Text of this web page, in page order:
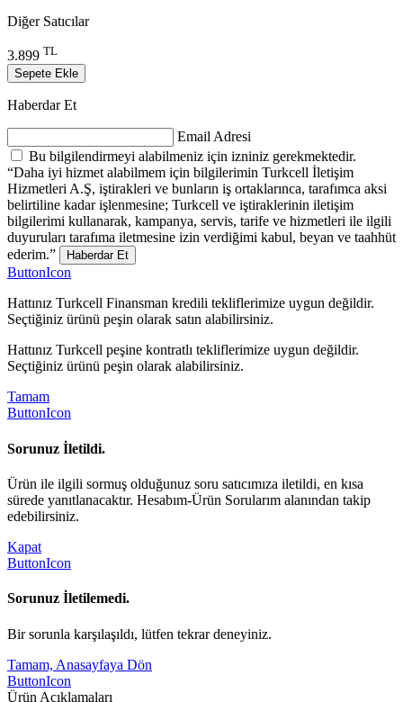
Diğer Satıcılar
3.899 TL
Sepete Ekle
Haberdar Et
Email Adresi
Bu bilgilendirmeyi alabilmeniz için izniniz gerekmektedir.
“Daha iyi hizmet alabilmem için bilgilerimin Turkcell İletişim
Hizmetleri A.Ş, iştirakleri ve bunların iş ortaklarınca, tarafımca aksi
belirtiline kadar işlenmesine; Turkcell ve iştiraklerinin iletişim
bilgilerimi kullanarak, kampanya, servis, tarife ve hizmetleri ile ilgili
duyuruları tarafıma iletmesine izin verdiğimi kabul, beyan ve taahhüt
ederim.”
Haberdar Et
ButtonIcon
Hattınız Turkcell Finansman kredili tekliflerimize uygun değildir.
Seçtiğiniz ürünü peşin olarak satın alabilirsiniz.
Hattınız Turkcell peşine kontratlı tekliflerimize uygun değildir.
Seçtiğiniz ürünü peşin olarak alabilirsiniz.
Tamam
ButtonIcon
Sorunuz İletildi.
Ürün ile ilgili sormuş olduğunuz soru satıcımıza iletildi, en kısa
sürede yanıtlanacaktır. Hesabım-Ürün Sorularım alanından takip
edebilirsiniz.
Kapat
ButtonIcon
Sorunuz İletilemedi.
Bir sorunla karşılaşıldı, lütfen tekrar deneyiniz.
Tamam, Anasayfaya Dön
ButtonIcon
Ürün Açıklamaları